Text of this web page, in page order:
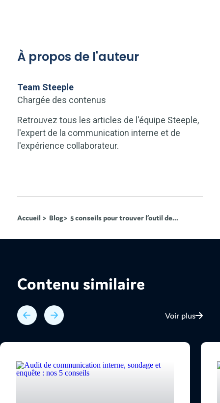
À propos de l'auteur
Team Steeple
Chargée des contenus
Retrouvez tous les articles de l'équipe Steeple,
l'expert de la communication interne et de
l'expérience collaborateur.
Accueil > Blog> 5 conseils pour trouver l’outil de...
Contenu similaire
Voir plus